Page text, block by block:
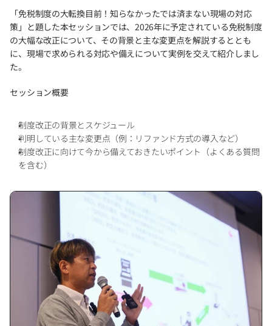
「免税制度の大転換目前！知らなかったでは済まない現場の対応
策」と題した本セッションでは、2026年に予定されている免税制度
の大幅な改正について、その背景と主な変更点を解説するととも
に、現場で求められる対応や備えについて実例を交えて紹介しまし
た。
セッション概要
制度改正の背景とスケジュール
判明している主な変更点（例：リファンド方式の導入など）
制度改正に向けて今から備えておきたいポイント（よくある質問
を含む）